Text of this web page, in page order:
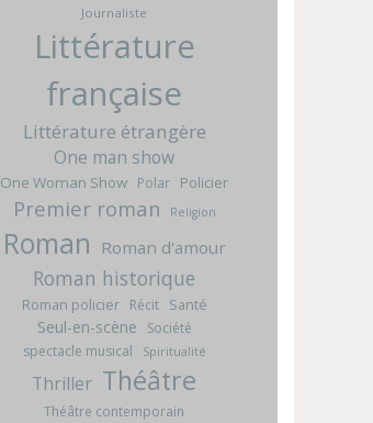
Journaliste
Littérature
française
Littérature étrangère
One man show
One Woman Show Polar Policier
Premier roman Religion
Roman Roman d'amour
Roman historique
Roman policier Récit Santé
Seul-en-scène
Société
spectacle musical
Spiritualité
Thriller Théâtre
Théâtre contemporain